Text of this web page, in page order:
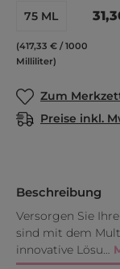
75 ML
(417,33 € / 1000
Milliliter)
Zum
Preise inkl.
Beschreibung
Versorgen Sie
sind mit dem
innovative Lösu…